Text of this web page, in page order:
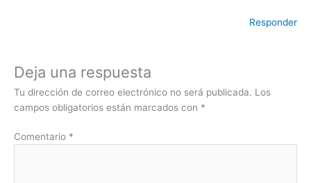
Responder
Deja una respuesta
Tu dirección de correo electrónico no será publicada. Los
campos obligatorios están marcados con *
Comentario *